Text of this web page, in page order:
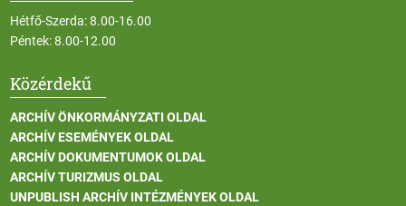
Hétfő-Szerda: 8.00-16.00
Péntek: 8.00-12.00
Közérdekű
ARCHÍV ÖNKORMÁNYZATI OLDAL
ARCHÍV ESEMÉNYEK OLDAL
ARCHÍV DOKUMENTUMOK OLDAL
ARCHÍV TURIZMUS OLDAL
UNPUBLISH ARCHÍV INTÉZMÉNYEK OLDAL